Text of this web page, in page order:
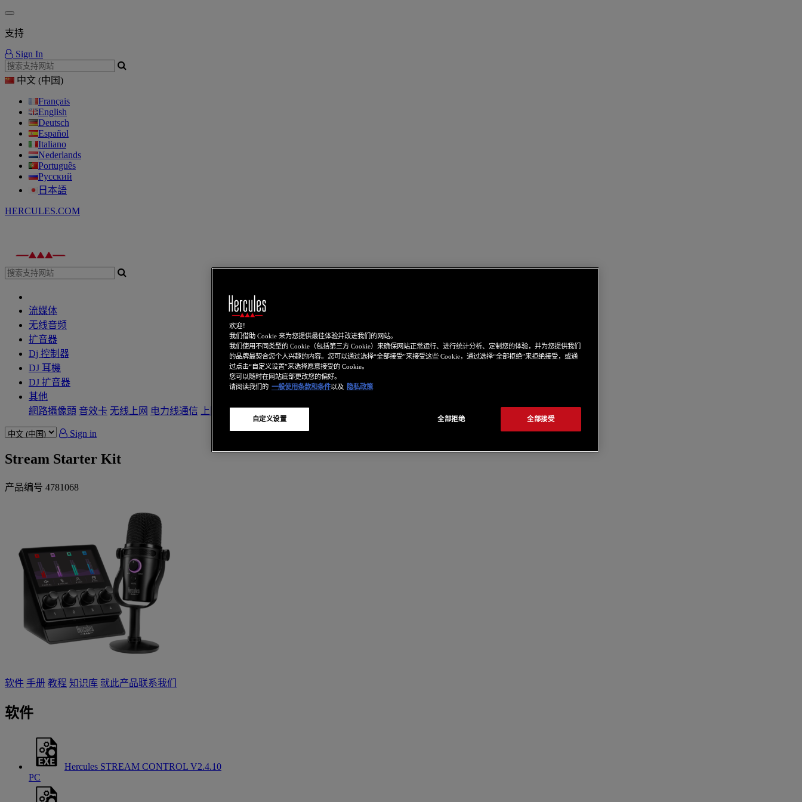
支持
Sign In
中文 (中国)
Français
English
Deutsch
Español
Italiano
Nederlands
Português
Русский
日本語
HERCULES.COM
流媒体
无线音频
扩音器
Dj 控制器
DJ 耳機
DJ 扩音器
其他
網路攝像頭 音效卡 无线上网 电力线通信 上网本 視訊卡
Sign in
Stream Starter Kit
产品编号 4781068
软件 手册 教程 知识库 就此产品联系我们
软件
Hercules STREAM CONTROL V2.4.10
PC
欢迎！
我们借助 Cookie 来为您提供最佳体验并改进我们的网站。
我们使用不同类型的 Cookie（包括第三方 Cookie）来确保网站正常运行、进行统计分析、定制您的体验，并为您提供我们
的品牌最契合您个人兴趣的内容。您可以通过选择“全部接受”来接受这些 Cookie，通过选择“全部拒绝”来拒绝接受，或通
过点击“自定义设置”来选择愿意接受的 Cookie。
您可以随时在网站底部更改您的偏好。
请阅读我们的 一般使用条款和条件以及 隐私政策
全部拒绝 全部接受
自定义设置